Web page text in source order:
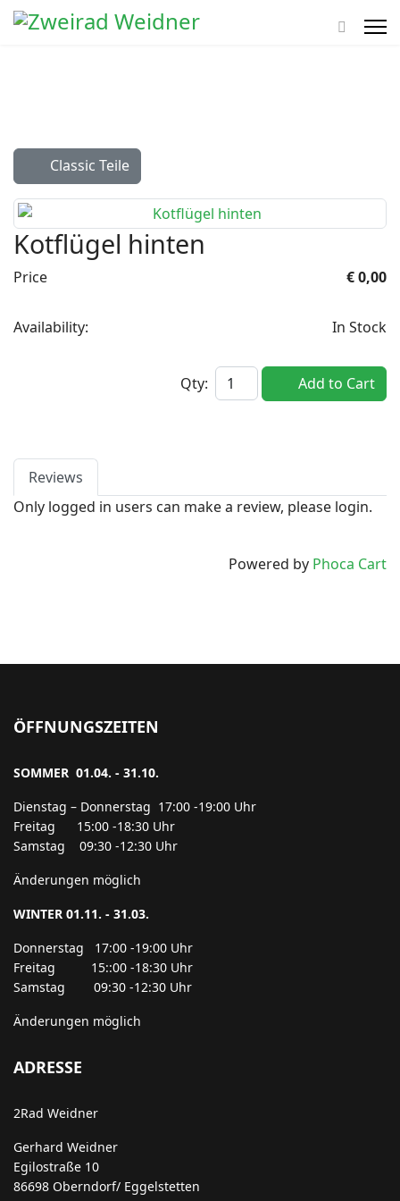
Classic Teile
Kotflügel hinten
Price € 0,00
Availability: In Stock
Qty: Add to Cart
Reviews
Only logged in users can make a review, please login.
Powered by Phoca Cart
ÖFFNUNGSZEITEN
SOMMER 01.04. - 31.10.
Dienstag – Donnerstag 17:00 -19:00 Uhr
Freitag 15:00 -18:30 Uhr
Samstag 09:30 -12:30 Uhr
Änderungen möglich
WINTER 01.11. - 31.03.
Donnerstag 17:00 -19:00 Uhr
Freitag 15::00 -18:30 Uhr
Samstag 09:30 -12:30 Uhr
Änderungen möglich
ADRESSE
2Rad Weidner
Gerhard Weidner
Egilostraße 10
86698 Oberndorf/ Eggelstetten